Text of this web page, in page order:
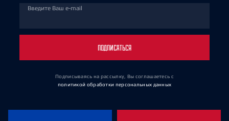
Введите Ваш e-mail
ПОДПИСАТЬСЯ
Подписываясь на рассылку, Вы соглашаетесь с
политикой обработки персональных данных